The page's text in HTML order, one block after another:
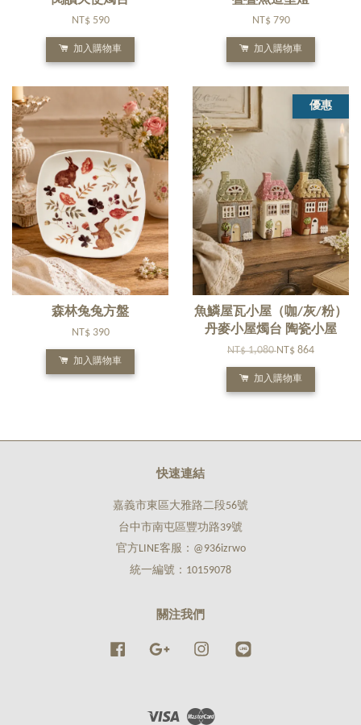
NT$ 590
加入購物車
NT$ 790
加入購物車
森林兔兔方盤
NT$ 390
加入購物車
優惠
魚鱗屋瓦小屋（咖/灰/粉）
丹麥小屋燭台 陶瓷小屋
NT$ 1,080NT$ 864
加入購物車
快速連結
嘉義市東區大雅路二段56號
台中市南屯區豐功路39號
官方LINE客服：@936izrwo
統一編號：10159078
關注我們
Facebook Google Instagram
Visa Master